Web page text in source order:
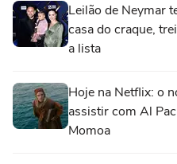
Leilão de Neymar
casa do craque,
a lista
Hoje na Netflix: o
assistir com Al
Momoa